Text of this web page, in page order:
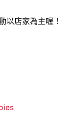
以店家為主喔！